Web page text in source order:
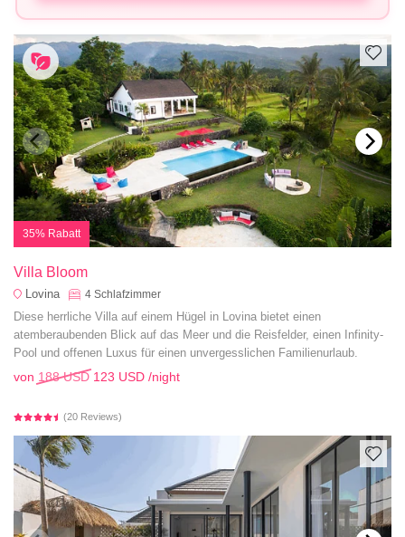
35% Rabatt
Villa Bloom
Lovina 4 Schlafzimmer
Diese herrliche Villa auf einem Hügel in Lovina bietet einen
atemberaubenden Blick auf das Meer und die Reisfelder, einen Infinity-
Pool und offenen Luxus für einen unvergesslichen Familienurlaub.
von 188 USD 123 USD /night
(20 Reviews)